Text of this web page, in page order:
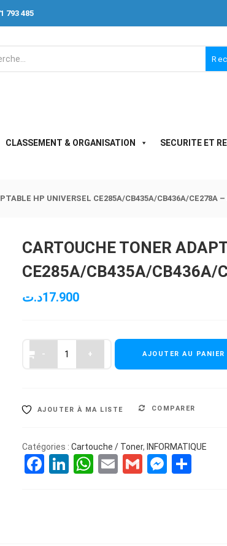
793 485
CLASSEMENT & ORGANISATION SECURITE ET
HP UNIVERSEL CE285A/CB435A/CB436A/CE278A –
CARTOUCHE TONER
CE285A/CB435A/CB436A/
17.900د.ت
AJOUTER AU PANIER
AJOUTER À MA LISTE COMPARER
Catégories :Cartouche / Toner, INFORMATIQUE
Facebook
LinkedIn
WhatsApp
EmailGmail